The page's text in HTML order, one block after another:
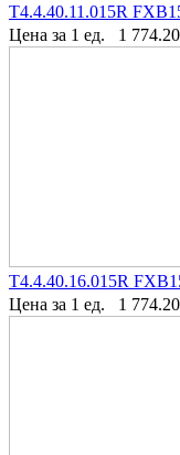
T4.4.40.11.015R
Цена за 1 ед.
1 774.20
T4.4.40.16.015R
Цена за 1 ед.
1 774.20